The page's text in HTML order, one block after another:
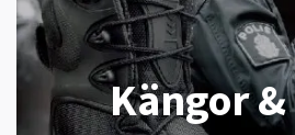
Kängor